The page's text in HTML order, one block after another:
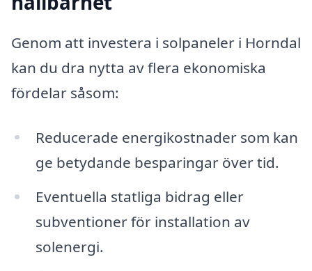
Genom att investera i solpaneler i Horndal
kan du dra nytta av flera ekonomiska
fördelar såsom:
Reducerade energikostnader som kan
ge betydande besparingar över tid.
Eventuella statliga bidrag eller
subventioner för installation av
solenergi.